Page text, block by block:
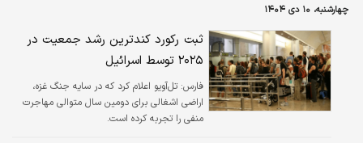
چهارشنبه، ۱۰ دی ۱۴۰۴
ثبت رکورد کندترین رشد جمعیت در
۲۰۲۵ توسط اسرائیل
فارس: تل‌آویو اعلام کرد که در سایه جنگ غزه،
اراضی اشغالی برای دومین سال متوالی مهاجرت
منفی را تجربه کرده است.